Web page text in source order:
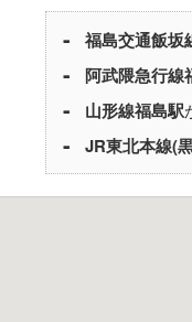
福島交通飯坂
阿武隈急行線
山形線福島駅
JR東北本線(